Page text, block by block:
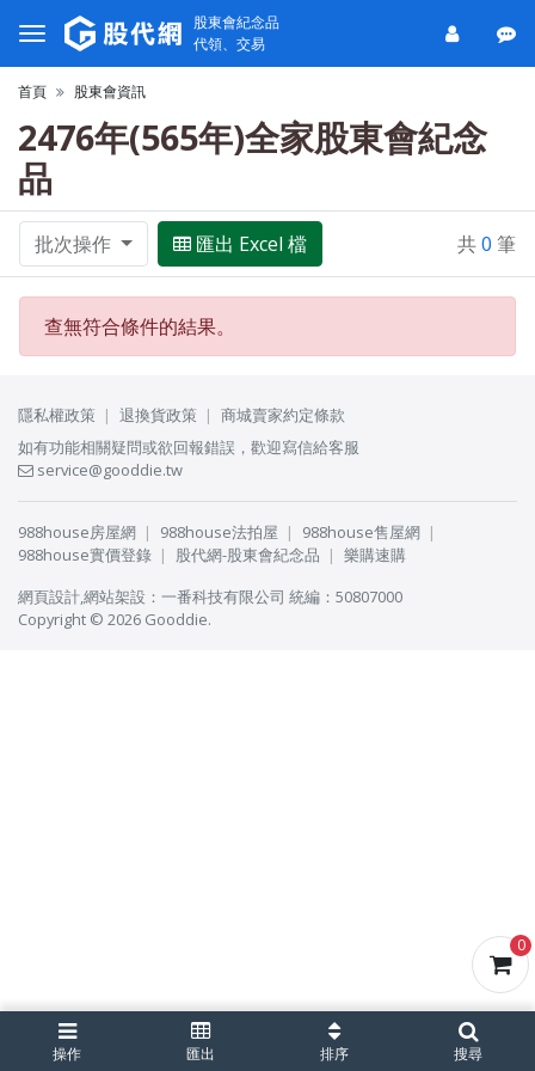
0
股東會紀念品
代領、交易
首頁 股東會資訊
2476年(565年)全家股東會紀念
品
批次操作 匯出 Excel 檔 共0 筆
查無符合條件的結果。
操作 匯出 排序 搜尋
隱私權政策 退換貨政策
商城賣家約定條款
如有功能相關疑問或欲回報錯誤，歡迎寫信給客服
service@gooddie.tw
988house房屋網 988house法拍屋
988house售屋網
988house實價登錄
股代網-股東會紀念品
樂購速購
網頁設計,網站架設 ： 一番科技有限公司 統編：50807000
Copyright © 2026 Gooddie.